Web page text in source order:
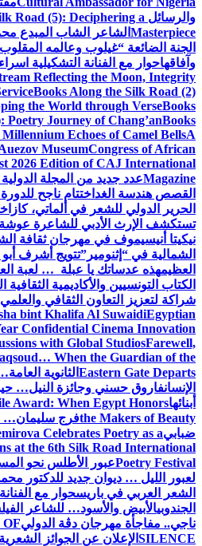
والرسائل Road (5): Deciphering a
Masterpiece الشاعر الشاب المبدع
الجنة الضائعة “غيلوب وعالمه
وآفاقهاحوار مع الفنانة التشكيلية
Reflecting the Moon, Integrity
Books Along the Silk Road (2)
the World through VerseBooks
Poetry Journey of Chang’anBooks
Echoes of Camel BellsA
MuseumCongress of African
2026 Edition of CAJ International
Magazineعدد جديد من المجلة
القصص هندسة الغد اختتام ناجح
الحرير الدولي للشعر في ألماتي،
تستكشف الإرث الأدبي للشاعرة عوشة
نيكيتا أنيسيموف في مهرجان ثقافة
الشمالية في “إثنومير”تتويج أشرف
العظيمهذه عدساتك يا عبلة … لعبة
الكتاب التونسيين والأكاديمية الثقافية
شراكة لتعزيز التعاون الثقافي والعلمي
bint Khalifa Al SuwaidiEgyptian
Confidential Cinema Innovation
with Global StudiosFarewell,
When the Guardian of the
Eastern Gate Departs الثانوية
الإنسانفاروق حسني وجائزة النيل…
أبنائهاAward: When Egypt Honors
the Makers of Beautyفرج
ضبابيCelebrates Poetry as a
at the 6th Silk Road International
Poetry Festivalعبور الأطلس نحو
لعبور الليل … ديوان جديد للدكتور
الشعر العربي في باريسحوار مع
الجندوبيالأبيض والأسود… للشاعر
ناجي.. مفاجأة مهرجان دڨة الدولي
SILENCE الإعلان عن الجوائز